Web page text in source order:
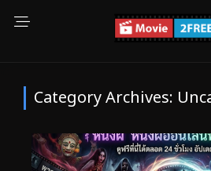
Category Archives: